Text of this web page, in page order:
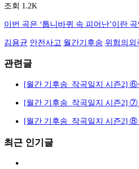
조회 1.2K
이번 곡은 ‘톱니바퀴 속 피어난’이란
김용균 안전사고 월간기후송 위험의외
관련글
[월간 기후송_작곡일지 시즌2]
[월간 기후송_작곡일지 시즌2]
[월간 기후송_작곡일지 시즌2]
최근 인기글